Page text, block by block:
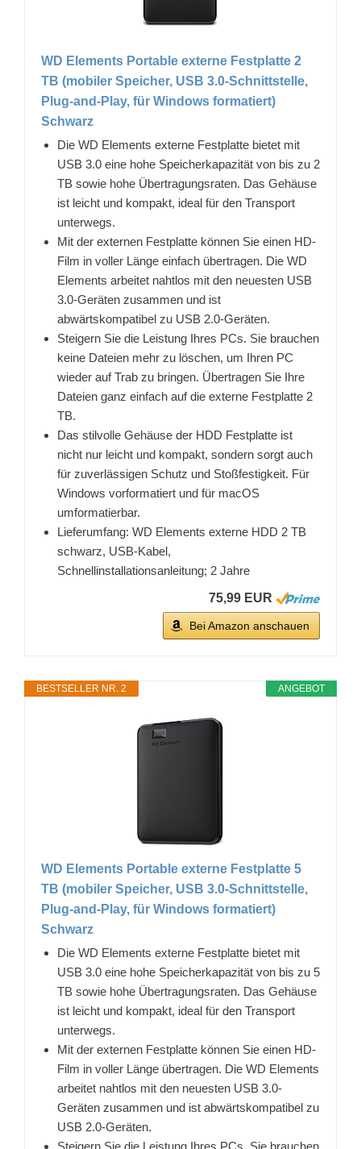
WD Elements Portable externe Festplatte 2
TB (mobiler Speicher, USB 3.0-Schnittstelle,
Plug-and-Play, für Windows formatiert)
Schwarz
Die WD Elements externe Festplatte bietet mit
USB 3.0 eine hohe Speicherkapazität von bis zu 2
TB sowie hohe Übertragungsraten. Das Gehäuse
ist leicht und kompakt, ideal für den Transport
unterwegs.
Mit der externen Festplatte können Sie einen HD-
Film in voller Länge einfach übertragen. Die WD
Elements arbeitet nahtlos mit den neuesten USB
3.0-Geräten zusammen und ist
abwärtskompatibel zu USB 2.0-Geräten.
Steigern Sie die Leistung Ihres PCs. Sie brauchen
keine Dateien mehr zu löschen, um Ihren PC
wieder auf Trab zu bringen. Übertragen Sie Ihre
Dateien ganz einfach auf die externe Festplatte 2
TB.
Das stilvolle Gehäuse der HDD Festplatte ist
nicht nur leicht und kompakt, sondern sorgt auch
für zuverlässigen Schutz und Stoßfestigkeit. Für
Windows vorformatiert und für macOS
umformatierbar.
Lieferumfang: WD Elements externe HDD 2 TB
schwarz, USB-Kabel,
Schnellinstallationsanleitung; 2 Jahre
75,99 EUR
Bei Amazon anschauen
ANGEBOT
BESTSELLER NR. 2
WD Elements Portable externe Festplatte 5
TB (mobiler Speicher, USB 3.0-Schnittstelle,
Plug-and-Play, für Windows formatiert)
Schwarz
Die WD Elements externe Festplatte bietet mit
USB 3.0 eine hohe Speicherkapazität von bis zu 5
TB sowie hohe Übertragungsraten. Das Gehäuse
ist leicht und kompakt, ideal für den Transport
unterwegs.
Mit der externen Festplatte können Sie einen HD-
Film in voller Länge übertragen. Die WD Elements
arbeitet nahtlos mit den neuesten USB 3.0-
Geräten zusammen und ist abwärtskompatibel zu
USB 2.0-Geräten.
Steigern Sie die Leistung Ihres PCs. Sie brauchen